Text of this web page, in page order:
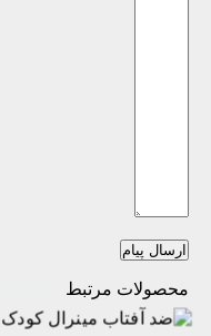
ارسال پیام
محصولات مرتبط